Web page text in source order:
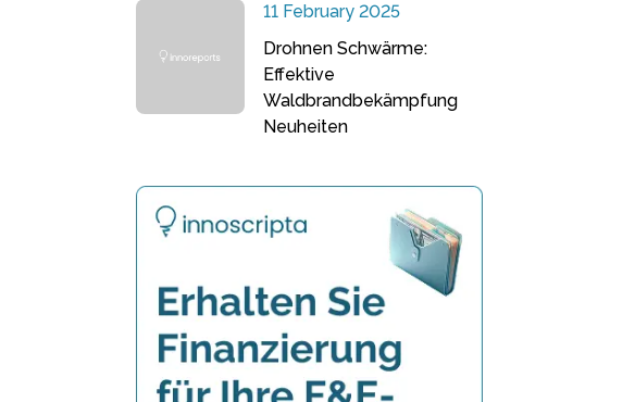
11 February 2025
Drohnen Schwärme:
Effektive
Waldbrandbekämpfung
Neuheiten